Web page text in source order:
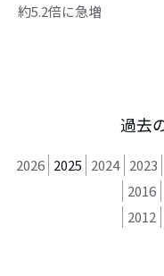
約5.2倍に急増
過去
2026 2025 2024 2023
2016
2012